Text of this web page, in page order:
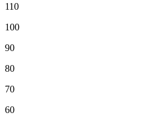
110
100
90
80
70
60